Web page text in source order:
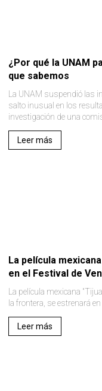
¿Por qué la UNAM
que sabemos
La UNAM suspendió las
salto inusual en los
investigación de una
Leer más
La película
en el Festival de
La película mexicana
la frontera, se estrenará
Leer más